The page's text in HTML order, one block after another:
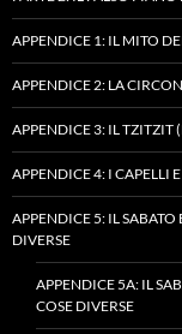
APPENDICE 1: IL MITO
APPENDICE 2: LA
APPENDICE 3: IL TZITZIT
APPENDICE 4: I CAPELLI
APPENDICE 5: IL
DIVERSE
APPENDICE 5A: IL
COSE DIVERSE